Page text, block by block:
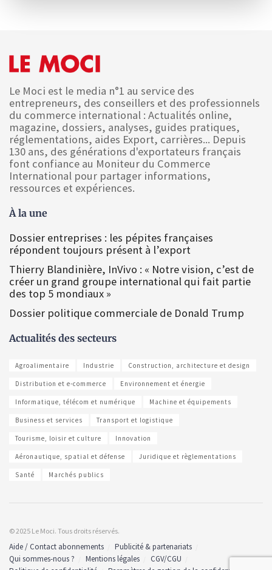
Le Moci est le media n°1 au service des
entrepreneurs, des conseillers et des professionnels
du commerce international : Actualités online,
magazine, dossiers, analyses, guides pratiques,
réglementations, aides Export, carrières... Depuis
130 ans, des générations d'exportateurs français
font confiance au Moniteur du Commerce
International pour partager informations,
ressources et expériences.
À la une
Dossier entreprises : les pépites françaises
répondent toujours présent à l’export
Thierry Blandinière, InVivo : « Notre vision, c’est de
créer un grand groupe international qui fait partie
des top 5 mondiaux »
Dossier politique commerciale de Donald Trump
Actualités des secteurs
Agroalimentaire Industrie Construction, architecture et design
Distribution et e-commerce Environnement et énergie
Informatique, télécom et numérique Machine et équipements
Business et services Transport et logistique
Tourisme, loisir et culture Innovation
Aéronautique, spatial et défense Juridique et règlementations
Santé Marchés publics
© 2025 Le Moci. Tous droits réservés.
Aide / Contact abonnements
Publicité & partenariats
Qui sommes-nous ?
Mentions légales
CGV/CGU